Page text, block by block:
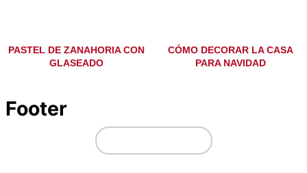
PASTEL DE ZANAHORIA CON
GLASEADO
CÓMO DECORAR LA CASA
PARA NAVIDAD
Footer